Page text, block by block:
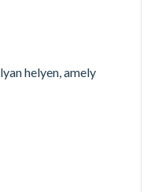
helyen, amely